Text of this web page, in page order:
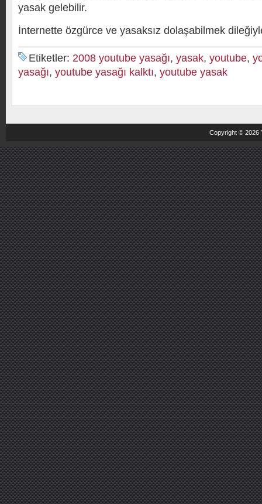
yasak gelebilir.
İnternette özgürce ve yasaksız dolaşabilmek
Etiketler: 2008 youtube yasağı, yasak, youtube,
yasağı, youtube yasağı kalktı, youtube yasak
Copyright © 2026